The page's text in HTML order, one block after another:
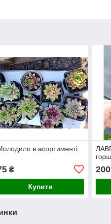
в асортименті
₴
Купити
200